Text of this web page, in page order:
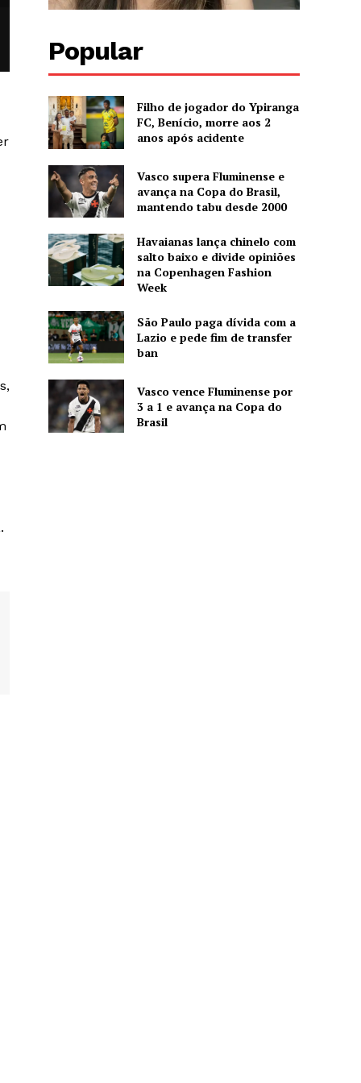
Popular
Filho de jogador do Ypiranga
FC, Benício, morre aos 2
anos após acidente
Vasco supera Fluminense e
avança na Copa do Brasil,
mantendo tabu desde 2000
Havaianas lança chinelo com
salto baixo e divide opiniões
na Copenhagen Fashion
Week
São Paulo paga dívida com a
Lazio e pede fim de transfer
ban
Vasco vence Fluminense por
3 a 1 e avança na Copa do
Brasil